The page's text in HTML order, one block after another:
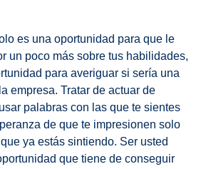
es una oportunidad para que le
un poco más sobre tus habilidades,
para averiguar si sería una
empresa. Tratar de actuar de
palabras con las que te sientes
de que te impresionen solo
ya estás sintiendo. Ser usted
que tiene de conseguir